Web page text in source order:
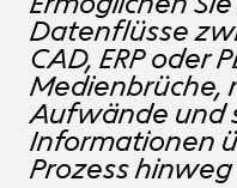
Datenflüsse
CAD, ERP oder
Medienbrüche,
Aufwände und
Informationen
Prozess hinweg